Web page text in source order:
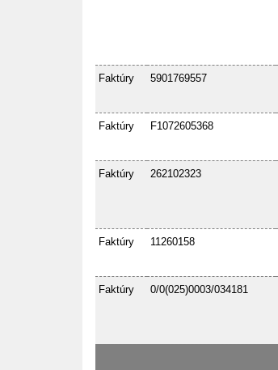
Faktúry 5901769557
Faktúry F1072605368
Faktúry 262102323
Faktúry 11260158
Faktúry 0/0(025)0003/034181